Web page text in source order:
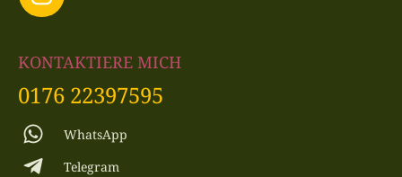
KONTAKTIERE MICH
0176 22397595
WhatsApp
Telegram